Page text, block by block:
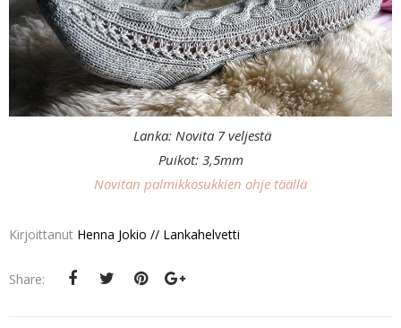
Lanka: Novita 7 veljestä
Puikot: 3,5mm
Novitan palmikkosukkien ohje täällä
Kirjoittanut Henna Jokio // Lankahelvetti
Share: